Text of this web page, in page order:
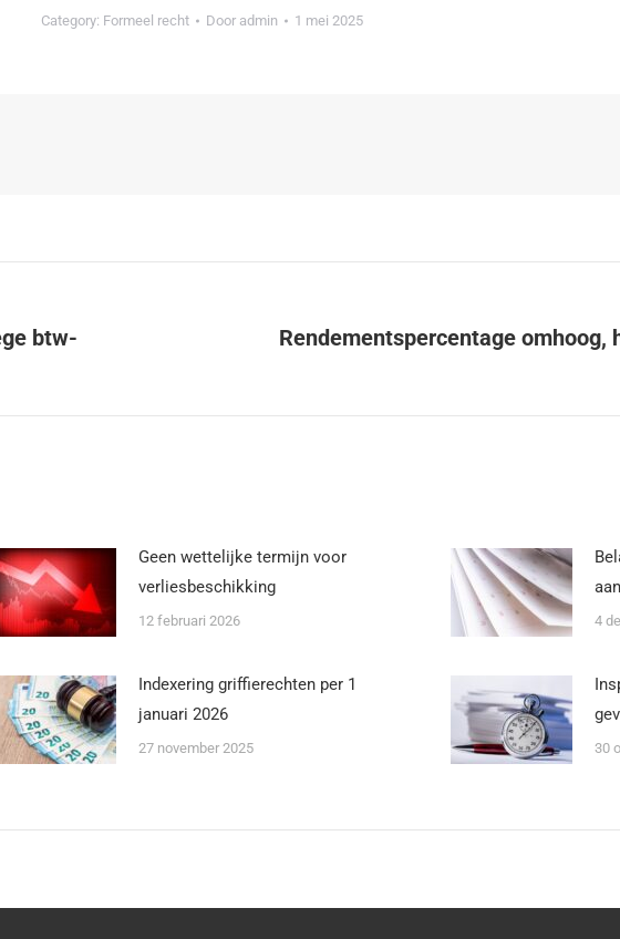
Category: Formeel recht Door admin 1 mei 2025
btw-
Rendementspercentage omhoog,
Geen wettelijke termijn voor
verliesbeschikking
12 februari 2026 4
Indexering griffierechten per 1
januari 2026
27 november 2025 30